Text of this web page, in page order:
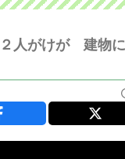
人がけが 建物